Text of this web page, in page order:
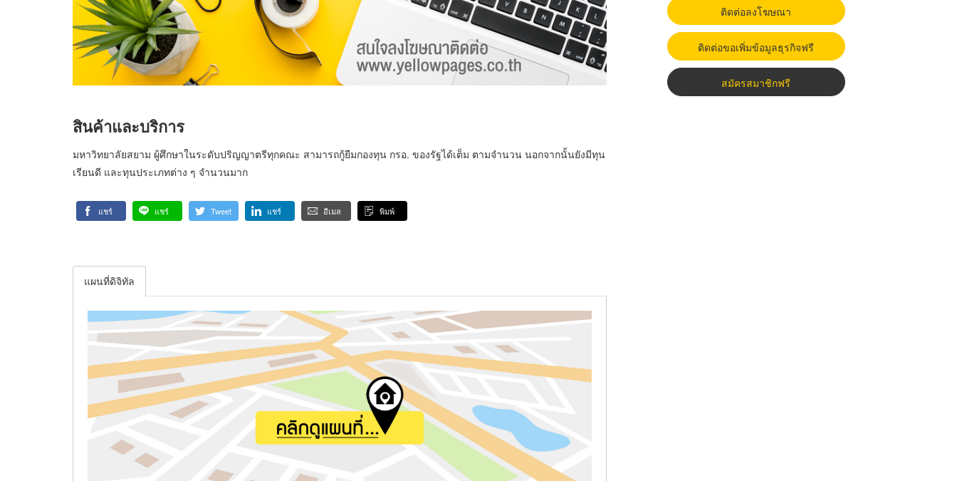
สินค้าและบริการ
มหาวิทยาลัยสยาม ผู้ศึกษาในระดับปริญญาตรีทุกคณะ สามารถกู้ยืมกองทุน กรอ. ของรัฐได้เต็ม ตามจำนวน นอกจากนั้นยังมีทุน
เรียนดี และทุนประเภทต่าง ๆ จำนวนมาก
แชร์ แชร์ Tweet แชร์ อีเมล พิมพ์
แผนที่ดิจิทัล
ติดต่อลงโฆษณา
ติดต่อขอเพิ่มข้อมูลธุรกิจฟรี
สมัครสมาชิกฟรี